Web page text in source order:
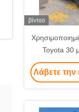
βίντεο
Toyota 30
Λάβετε την